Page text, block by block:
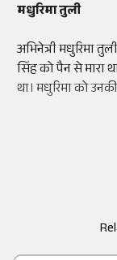
मधुरिमा तुली
अभिनेत्री मधुरिमा
सिंह को पैन से मारा
था। मधुरिमा को